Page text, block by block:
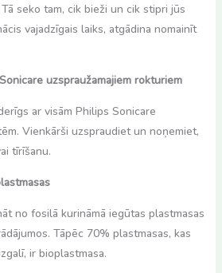
seko tam, cik bieži un cik stipri jūs
vajadzīgais laiks, atgādina nomainīt
uzspraužamajiem rokturiem
ar visām Philips Sonicare
Vienkārši uzspraudiet un noņemiet,
tīrīšanu.
no fosilā kurināmā iegūtas plastmasas
Tāpēc 70% plastmasas, kas
ir bioplastmasa.